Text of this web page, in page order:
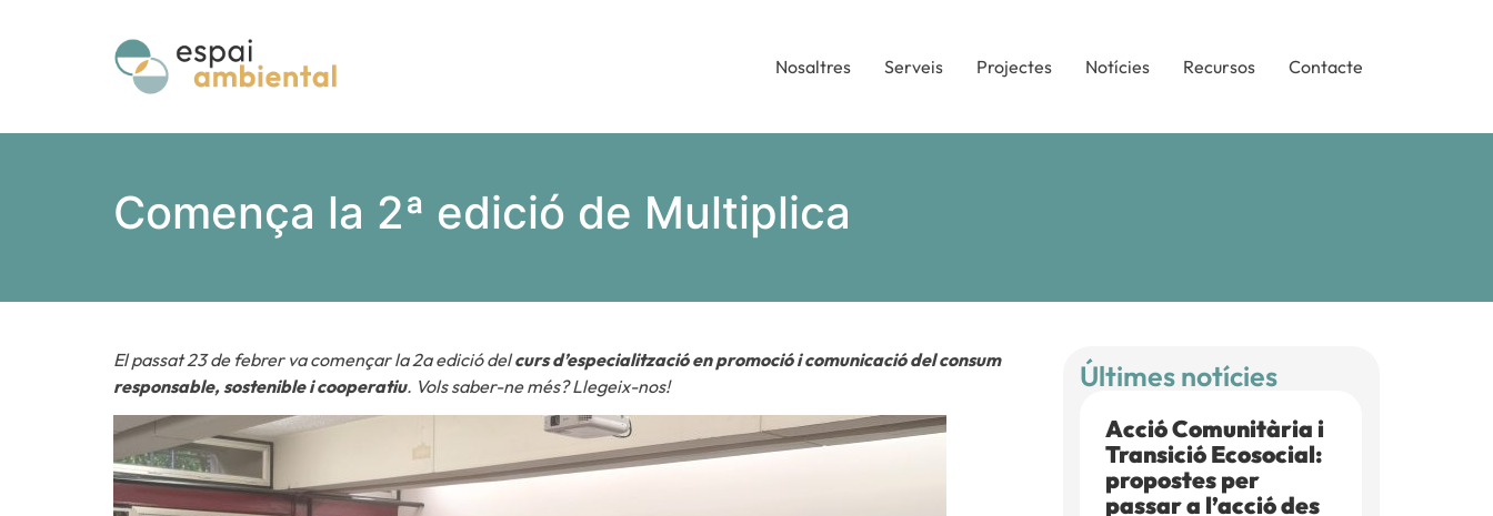
Nosaltres Serveis Projectes Notícies Recursos Contacte
Comença la 2ª edició de Multiplica
Últimes notícies
Acció Comunitària i
Transició Ecosocial:
propostes per
passar a l’acció des
El passat 23 de febrer va començar la 2a edició delcurs d’especialització en promoció i comunicació del consum
responsable, sostenible i cooperatiu. Vols saber-ne més? Llegeix-nos!